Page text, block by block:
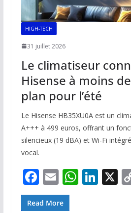
HIGH-TECH
31 juillet 2026
Le climatiseur
Hisense à moins
plan pour l’été
Le Hisense HB35XU0A est un
A+++ à 499 euros, offrant un
silencieux (19 dBA) et Wi-Fi
vocal.
F
ac
e
E
m
ai
W Li X
Read More